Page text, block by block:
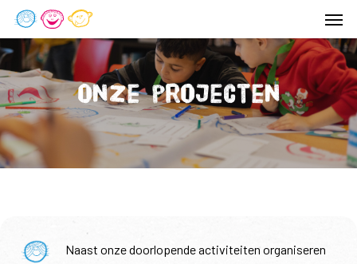
Skip
to
main
content
Menu
Onze projecten
Naast onze doorlopende activiteiten organiseren